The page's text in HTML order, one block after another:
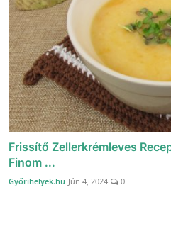
Frissítő Zellerkrémleves
Finom ...
Győrihelyek.hu Jún 4, 2024 0